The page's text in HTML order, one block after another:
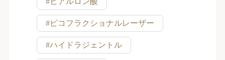
#ピコフラクショナルレーザー
#ハイドラジェントル